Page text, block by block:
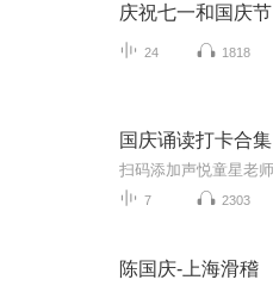
庆祝七一和国庆节
24 1818
国庆诵读打卡合集
7 2303
陈国庆-上海滑稽